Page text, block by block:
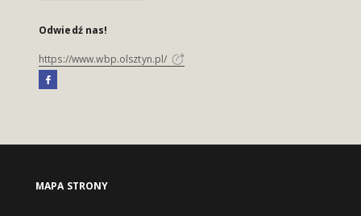
Odwiedź nas!
https://www.wbp.olsztyn.pl/
MAPA STRONY